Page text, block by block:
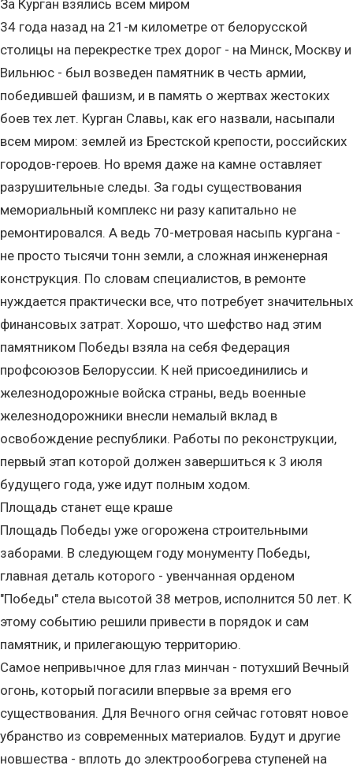
За Курган взялись всем миром
34 года назад на 21-м километре от белорусской
столицы на перекрестке трех дорог - на Минск, Москву и
Вильнюс - был возведен памятник в честь армии,
победившей фашизм, и в память о жертвах жестоких
боев тех лет. Курган Славы, как его назвали, насыпали
всем миром: землей из Брестской крепости, российских
городов-героев. Но время даже на камне оставляет
разрушительные следы. За годы существования
мемориальный комплекс ни разу капитально не
ремонтировался. А ведь 70-метровая насыпь кургана -
не просто тысячи тонн земли, а сложная инженерная
конструкция. По словам специалистов, в ремонте
нуждается практически все, что потребует значительных
финансовых затрат. Хорошо, что шефство над этим
памятником Победы взяла на себя Федерация
профсоюзов Белоруссии. К ней присоединились и
железнодорожные войска страны, ведь военные
железнодорожники внесли немалый вклад в
освобождение республики. Работы по реконструкции,
первый этап которой должен завершиться к 3 июля
будущего года, уже идут полным ходом.
Площадь станет еще краше
Площадь Победы уже огорожена строительными
заборами. В следующем году монументу Победы,
главная деталь которого - увенчанная орденом
"Победы" стела высотой 38 метров, исполнится 50 лет. К
этому событию решили привести в порядок и сам
памятник, и прилегающую территорию.
Самое непривычное для глаз минчан - потухший Вечный
огонь, который погасили впервые за время его
существования. Для Вечного огня сейчас готовят новое
убранство из современных материалов. Будут и другие
новшества - вплоть до электрообогрева ступеней на